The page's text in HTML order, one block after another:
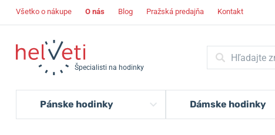
Všetko o nákupe O nás Blog Pražská predajňa Kontakt
Špecialisti na hodinky
Pánske hodinky Dámske hodinky